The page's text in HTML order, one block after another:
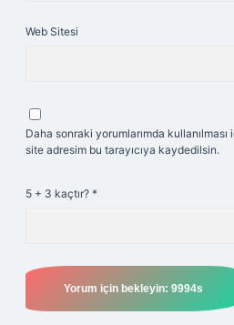
Web Sitesi
Daha sonraki yorumlarımda
site adresim bu tarayıcıya kaydedilsin.
5 + 3 kaçtır? *